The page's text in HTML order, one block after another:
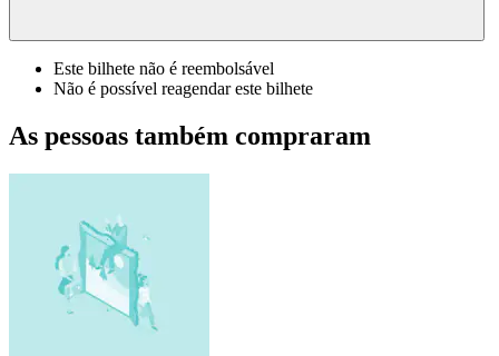
Este bilhete não é reembolsável
Não é possível reagendar este bilhete
As pessoas também compraram